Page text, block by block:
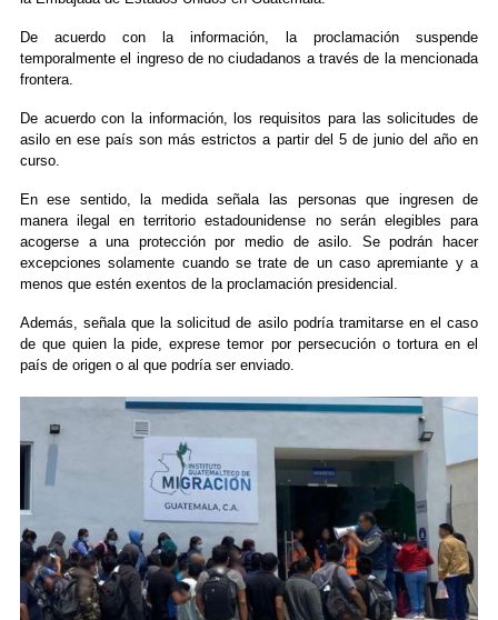
De acuerdo con la información, la proclamación suspende
temporalmente el ingreso de no ciudadanos a través de la mencionada
frontera.
De acuerdo con la información, los requisitos para las solicitudes de
asilo en ese país son más estrictos a partir del 5 de junio del año en
curso.
En ese sentido, la medida señala las personas que ingresen de
manera ilegal en territorio estadounidense no serán elegibles para
acogerse a una protección por medio de asilo. Se podrán hacer
excepciones solamente cuando se trate de un caso apremiante y a
menos que estén exentos de la proclamación presidencial.
Además, señala que la solicitud de asilo podría tramitarse en el caso
de que quien la pide, exprese temor por persecución o tortura en el
país de origen o al que podría ser enviado.